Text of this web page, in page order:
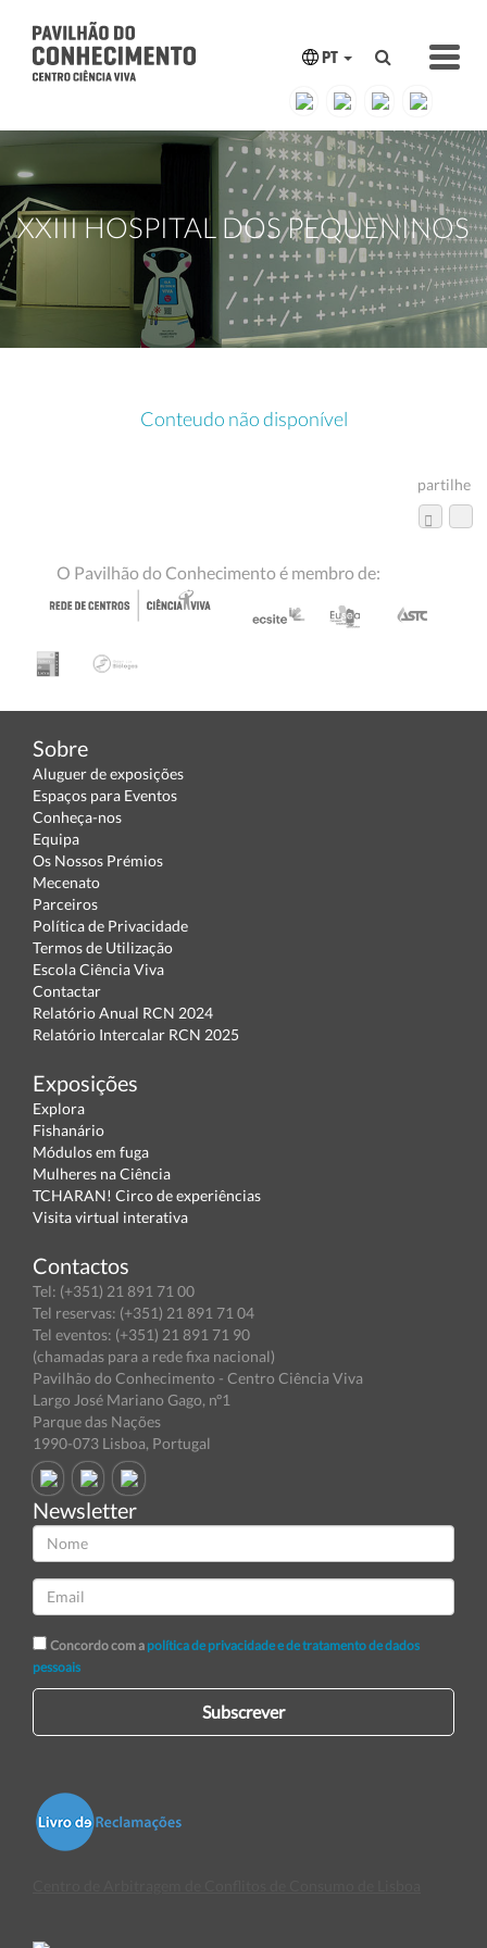
PT
XXIII HOSPITAL DOS PEQUENINOS
Conteudo não disponível
partilhe
O Pavilhão do Conhecimento é membro de:
Sobre
Aluguer de exposições
Espaços para Eventos
Conheça-nos
Equipa
Os Nossos Prémios
Mecenato
Parceiros
Política de Privacidade
Termos de Utilização
Escola Ciência Viva
Contactar
Relatório Anual RCN 2024
Relatório Intercalar RCN 2025
Exposições
Explora
Fishanário
Módulos em fuga
Mulheres na Ciência
TCHARAN! Circo de experiências
Visita virtual interativa
Contactos
Tel: (+351) 21 891 71 00
Tel reservas: (+351) 21 891 71 04
Tel eventos: (+351) 21 891 71 90
(chamadas para a rede fixa nacional)
Pavilhão do Conhecimento - Centro Ciência Viva
Largo José Mariano Gago, nº1
Parque das Nações
1990-073 Lisboa, Portugal
Newsletter
Concordo com a política de privacidade e de tratamento de dados
pessoais
Subscrever